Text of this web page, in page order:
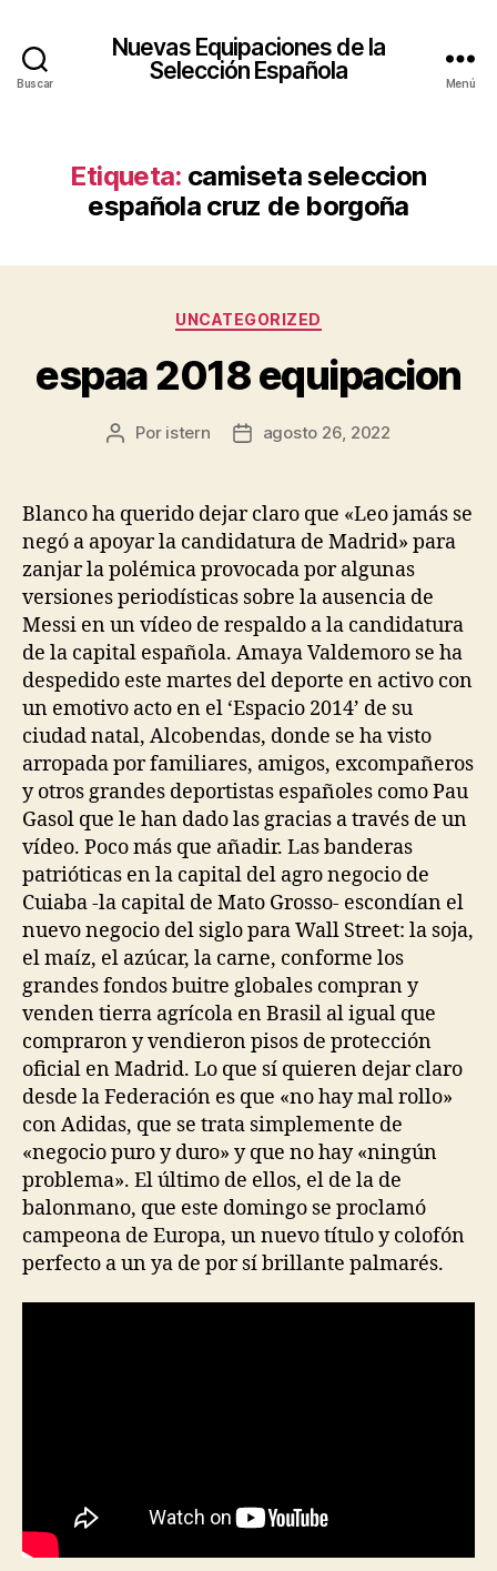
Buscar
Nuevas Equipaciones de la
Selección Española
Menú
Etiqueta: camiseta seleccion
española cruz de borgoña
Categorías
UNCATEGORIZED
espaa 2018 equipacion
Autor
entrada
Por istern
Fecha
entrada
agosto 26, 2022
Blanco ha querido dejar claro que «Leo jamás se
negó a apoyar la candidatura de Madrid» para
zanjar la polémica provocada por algunas
versiones periodísticas sobre la ausencia de
Messi en un vídeo de respaldo a la candidatura
de la capital española. Amaya Valdemoro se ha
despedido este martes del deporte en activo con
un emotivo acto en el ‘Espacio 2014’ de su
ciudad natal, Alcobendas, donde se ha visto
arropada por familiares, amigos, excompañeros
y otros grandes deportistas españoles como Pau
Gasol que le han dado las gracias a través de un
vídeo. Poco más que añadir. Las banderas
patrióticas en la capital del agro negocio de
Cuiaba -la capital de Mato Grosso- escondían el
nuevo negocio del siglo para Wall Street: la soja,
el maíz, el azúcar, la carne, conforme los
grandes fondos buitre globales compran y
venden tierra agrícola en Brasil al igual que
compraron y vendieron pisos de protección
oficial en Madrid. Lo que sí quieren dejar claro
desde la Federación es que «no hay mal rollo»
con Adidas, que se trata simplemente de
«negocio puro y duro» y que no hay «ningún
problema». El último de ellos, el de la de
balonmano, que este domingo se proclamó
campeona de Europa, un nuevo título y colofón
perfecto a un ya de por sí brillante palmarés.